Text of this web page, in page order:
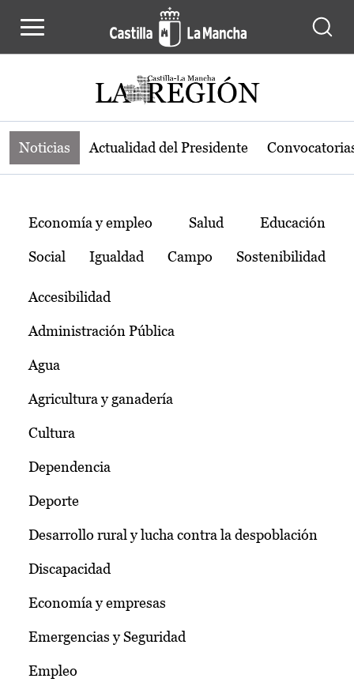
Noticias de la región de Castilla-La
Noticias Actualidad del Presidente
Temas
Economía y empleo Salud Educación
Social Igualdad Campo Sostenibilidad
Accesibilidad
Administración Pública
Agua
Agricultura y ganadería
Cultura
Dependencia
Deporte
Desarrollo rural y lucha contra la despoblación
Discapacidad
Economía y empresas
Emergencias y Seguridad
Empleo